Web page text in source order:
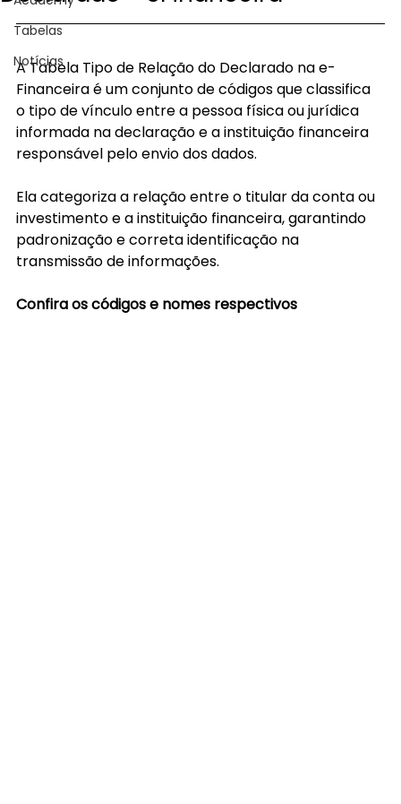
Tabelas
Notícias
A Tabela Tipo de Relação do Declarado na e-
Financeira é um conjunto de códigos que classifica
o tipo de vínculo entre a pessoa física ou jurídica
informada na declaração e a instituição financeira
responsável pelo envio dos dados.
Ela categoriza a relação entre o titular da conta ou
investimento e a instituição financeira, garantindo
padronização e correta identificação na
transmissão de informações.
Confira os códigos e nomes respectivos